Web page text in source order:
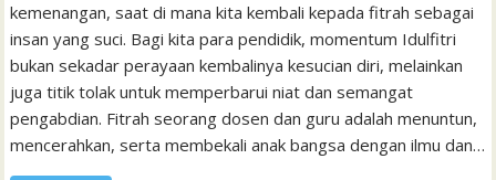
kemenangan, saat di mana kita kembali kepada fitrah sebagai
insan yang suci. Bagi kita para pendidik, momentum Idulfitri
bukan sekadar perayaan kembalinya kesucian diri, melainkan
juga titik tolak untuk memperbarui niat dan semangat
pengabdian. Fitrah seorang dosen dan guru adalah menuntun,
mencerahkan, serta membekali anak bangsa dengan ilmu dan…